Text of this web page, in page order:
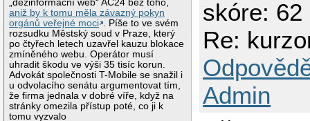
„dezinformační web“ AC24 bez toho,
aniž by k tomu měla závazný pokyn
orgánů veřejné moci . Píše to ve svém
rozsudku Městský soud v Praze, který
po čtyřech letech uzavřel kauzu blokace
zmíněného webu. Operátor musí
uhradit škodu ve výši 35 tisíc korun.
Advokát společnosti T-Mobile se snažil i
u odvolacího senátu argumentovat tím,
že firma jednala v dobré víře, když na
stránky omezila přístup poté, co ji k
tomu vyzvalo
skóre: 62
Re:
Admin